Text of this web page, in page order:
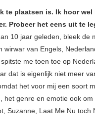
te plaatsen is. Ik hoor
Probeer het eens uit te
10 jaar geleden, bleek de
wirwar van Engels,
me toen toe op
dat is eigenlijk niet meer
het voor mij een soort
het genre en emotie ook om
Suzanne, Laat Me Nu